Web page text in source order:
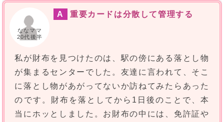
ななママ
20代後半
A 重要カードは分散して管理する
私が財布を見つけたのは、駅の傍にある落とし物
が集まるセンターでした。友達に言われて、そこ
に落とし物があがってないか訪ねてみたらあった
のです。財布を落としてから1日後のことで、本
当にホッとしました。お財布の中には、免許証や